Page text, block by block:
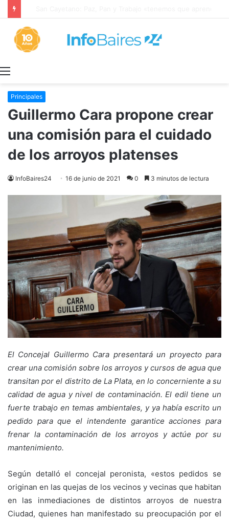
Principales
Guillermo Cara propone crear
una comisión para el cuidado
de los arroyos platenses
InfoBaires24 16 de junio de 2021 0 3 minutos de lectura
El Concejal Guillermo Cara presentará un proyecto para
crear una comisión sobre los arroyos y cursos de agua que
transitan por el distrito de La Plata, en lo concerniente a su
calidad de agua y nivel de contaminación. El edil tiene un
fuerte trabajo en temas ambientales, y ya había escrito un
pedido para que el intendente garantice acciones para
frenar la contaminación de los arroyos y actúe por su
mantenimiento.
Según detalló el concejal peronista, «estos pedidos se
originan en las quejas de los vecinos y vecinas que habitan
en las inmediaciones de distintos arroyos de nuestra
Ciudad, quienes han manifestado su preocupación por el